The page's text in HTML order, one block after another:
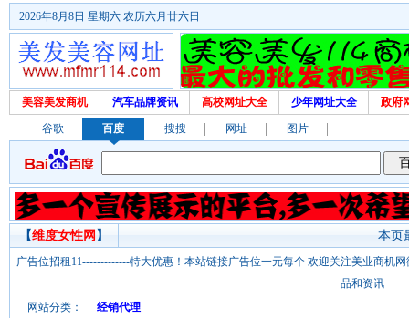
2026年8月8日 星期六 农历六月廿六日
美容美发商机 汽车品牌资讯 高校网址大全 少年网址大全 政府
谷歌 百度 搜搜 网址 图片
本页
【维度女性网 】
广告位招租11-------------特大优惠！本站链接广告位一元每个 欢迎关注美业商机
品和资讯
网站分类：
经销代理